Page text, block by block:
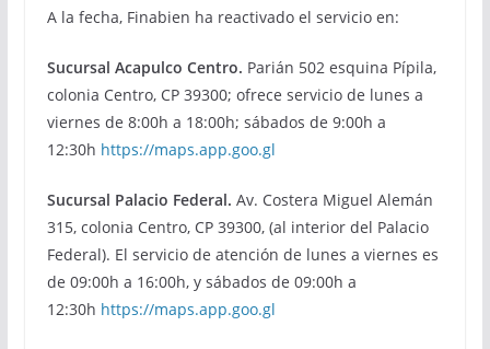
A la fecha, Finabien ha reactivado el servicio en:
Sucursal Acapulco Centro. Parián 502 esquina Pípila,
colonia Centro, CP 39300; ofrece servicio de lunes a
viernes de 8:00h a 18:00h; sábados de 9:00h a
12:30h https://maps.app.goo.gl
Sucursal Palacio Federal. Av. Costera Miguel Alemán
315, colonia Centro, CP 39300, (al interior del Palacio
Federal). El servicio de atención de lunes a viernes es
de 09:00h a 16:00h, y sábados de 09:00h a
12:30h https://maps.app.goo.gl